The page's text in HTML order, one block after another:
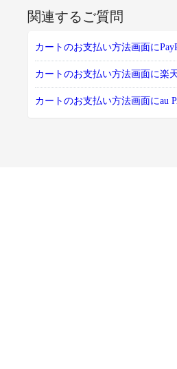
関連するご質問
カートのお支払い方法画面に
カートのお支払い方法画面に楽
カートのお支払い方法画面にau